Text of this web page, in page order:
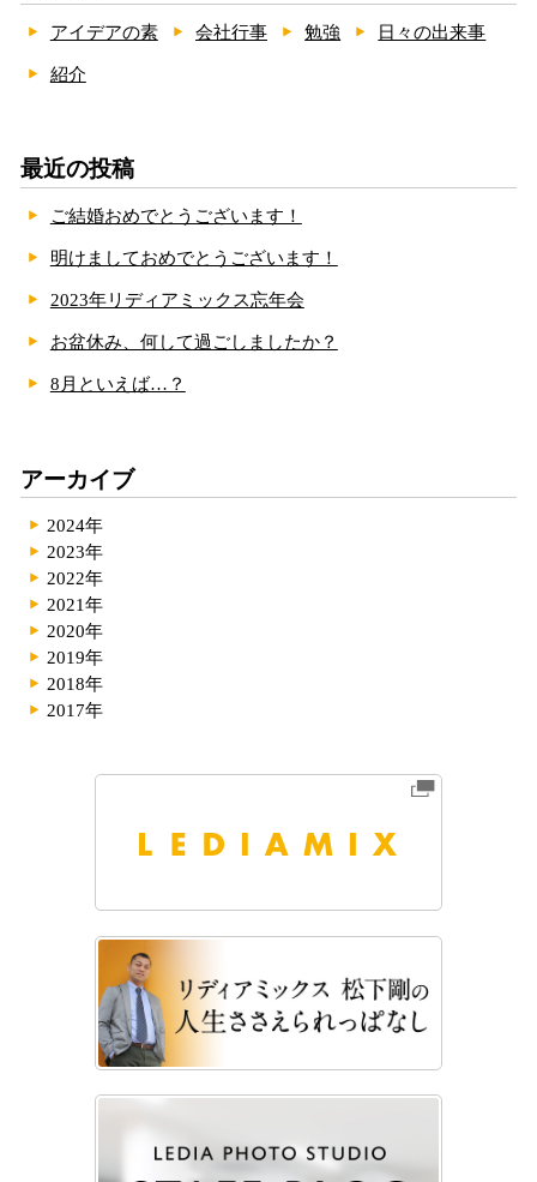
アイデアの素 会社行事 勉強 日々の出来事
紹介
最近の投稿
ご結婚おめでとうございます！
明けましておめでとうございます！
2023年リディアミックス忘年会
お盆休み、何して過ごしましたか？
8月といえば…？
アーカイブ
2024年
2023年
2022年
2021年
2020年
2019年
2018年
2017年